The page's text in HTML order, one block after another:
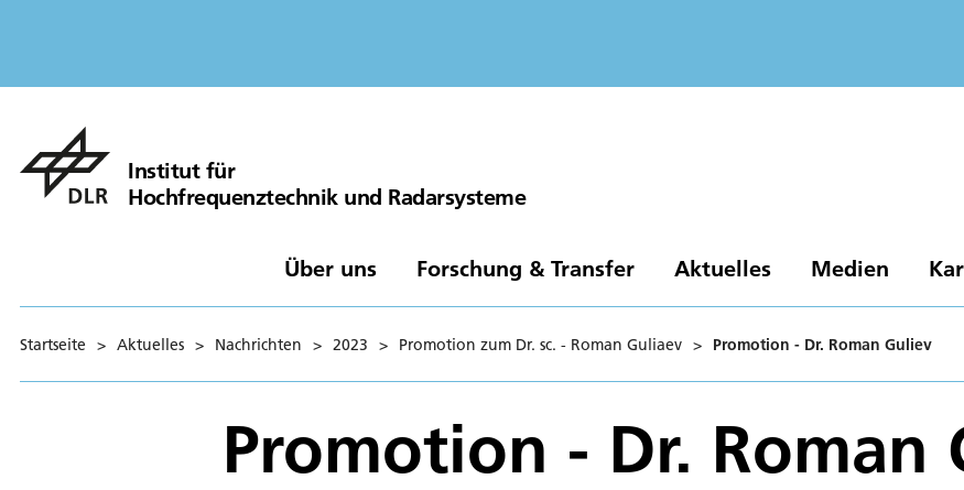
Institut für
Hochfrequenztechnik und Radarsysteme
Über uns Forschung & Transfer Aktuelles Medien
Startseite > Aktuelles > Nachrichten > 2023 > Promotion zum Dr. sc. - Roman Guliaev > Promotion - Dr. Roman Guliev
Promotion - Dr. Roman